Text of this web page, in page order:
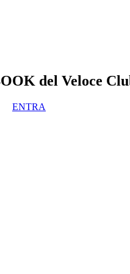
del Veloce
ENTRA